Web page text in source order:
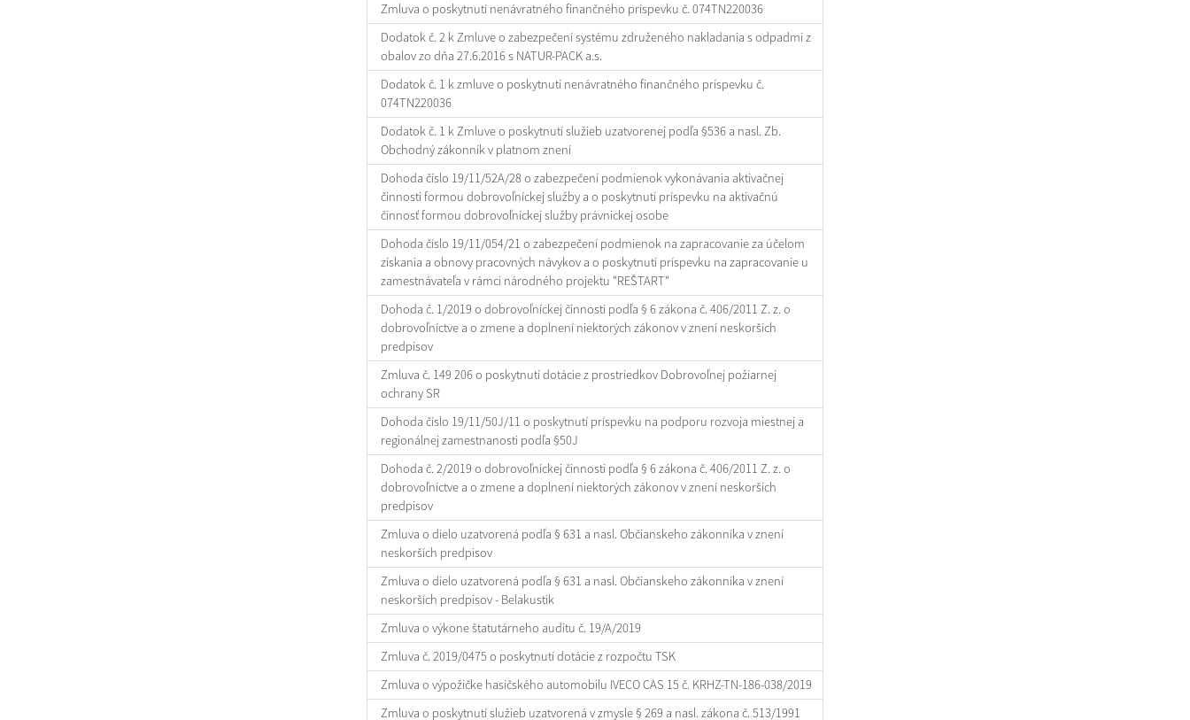
Zmluva o poskytnutí nenávratného finančného príspevku č. 074TN220036
Dodatok č. 2 k Zmluve o zabezpečení systému združeného nakladania s odpadmi z
obalov zo dňa 27.6.2016 s NATUR-PACK a.s.
Dodatok č. 1 k zmluve o poskytnutí nenávratného finančného príspevku č.
074TN220036
Dodatok č. 1 k Zmluve o poskytnutí služieb uzatvorenej podľa §536 a nasl. Zb.
Obchodný zákonník v platnom znení
Dohoda číslo 19/11/52A/28 o zabezpečení podmienok vykonávania aktivačnej
činnosti formou dobrovoľníckej služby a o poskytnutí príspevku na aktivačnú
činnosť formou dobrovoľníckej služby právnickej osobe
Dohoda číslo 19/11/054/21 o zabezpečení podmienok na zapracovanie za účelom
získania a obnovy pracovných návykov a o poskytnutí príspevku na zapracovanie u
zamestnávateľa v rámci národného projektu "REŠTART"
Dohoda č. 1/2019 o dobrovoľníckej činnosti podľa § 6 zákona č. 406/2011 Z. z. o
dobrovoľníctve a o zmene a doplnení niektorých zákonov v znení neskorších
predpisov
Zmluva č. 149 206 o poskytnutí dotácie z prostriedkov Dobrovoľnej požiarnej
ochrany SR
Dohoda číslo 19/11/50J/11 o poskytnutí príspevku na podporu rozvoja miestnej a
regionálnej zamestnanosti podľa §50J
Dohoda č. 2/2019 o dobrovoľníckej činnosti podľa § 6 zákona č. 406/2011 Z. z. o
dobrovoľníctve a o zmene a doplnení niektorých zákonov v znení neskorších
predpisov
Zmluva o dielo uzatvorená podľa § 631 a nasl. Občianskeho zákonníka v znení
neskorších predpisov
Zmluva o dielo uzatvorená podľa § 631 a nasl. Občianskeho zákonníka v znení
neskorších predpisov - Belakustik
Zmluva o výkone štatutárneho auditu č. 19/A/2019
Zmluva č. 2019/0475 o poskytnutí dotácie z rozpočtu TSK
Zmluva o výpožičke hasičského automobilu IVECO CAS 15 č. KRHZ-TN-186-038/2019
Zmluva o poskytnutí služieb uzatvorená v zmysle § 269 a nasl. zákona č. 513/1991